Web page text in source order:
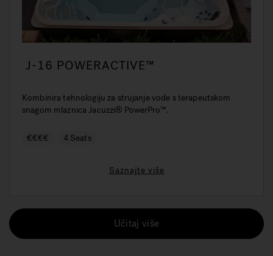
J-16 POWERACTIVE™
Kombinira tehnologiju za strujanje vode s terapeutskom
snagom mlaznica Jacuzzi® PowerPro™.
€€€€ 4 Seats
Saznajte više
Učitaj više